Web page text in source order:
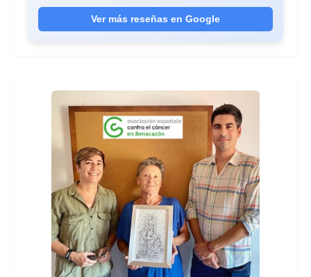
Ver más reseñas en Google